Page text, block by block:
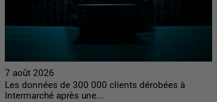
7 août 2026
Les données de 300 000 clients dérobées à
Intermarché après une...